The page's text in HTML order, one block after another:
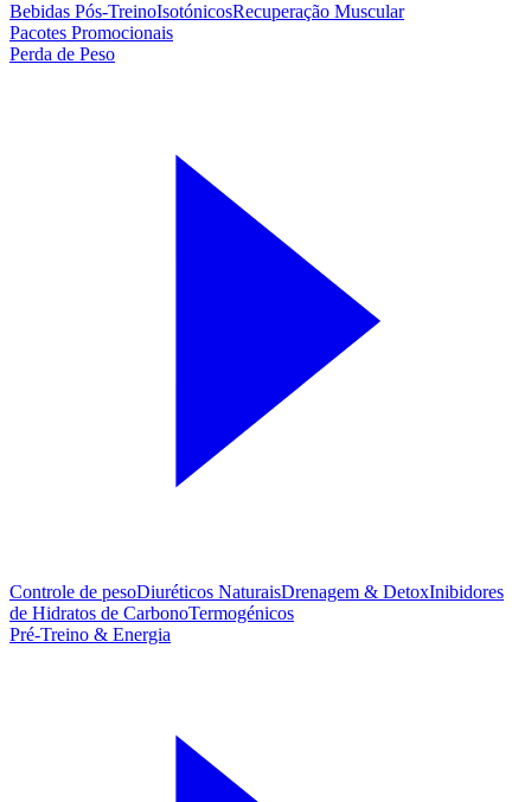
Bebidas Pós-TreinoIsotónicosRecuperação Muscular
Pacotes Promocionais
Perda de Peso
Controle de pesoDiuréticos NaturaisDrenagem & DetoxInibidores
de Hidratos de CarbonoTermogénicos
Pré-Treino & Energia